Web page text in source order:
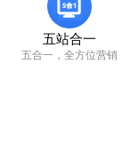
五站合一
五合一，全方位营销